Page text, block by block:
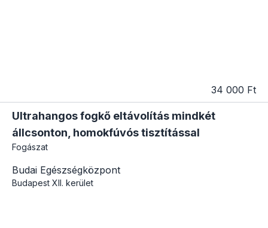
34 000 Ft
Ultrahangos fogkő eltávolítás mindkét
állcsonton, homokfúvós tisztítással
Fogászat
Budai Egészségközpont
Budapest XII. kerület